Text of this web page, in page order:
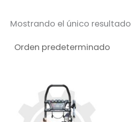
Mostrando el único resultado